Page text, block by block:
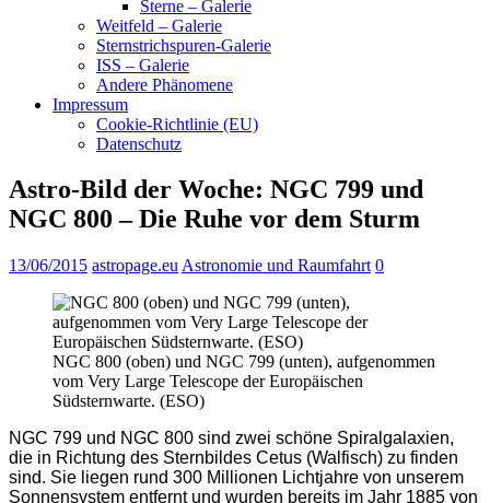
Sterne – Galerie
Weitfeld – Galerie
Sternstrichspuren-Galerie
ISS – Galerie
Andere Phänomene
Impressum
Cookie-Richtlinie (EU)
Datenschutz
Astro-Bild der Woche: NGC 799 und
NGC 800 – Die Ruhe vor dem Sturm
13/06/2015 astropage.eu Astronomie und Raumfahrt 0
NGC 800 (oben) und NGC 799 (unten), aufgenommen
vom Very Large Telescope der Europäischen
Südsternwarte. (ESO)
NGC 799 und NGC 800 sind zwei schöne Spiralgalaxien,
die in Richtung des Sternbildes Cetus (Walfisch) zu finden
sind. Sie liegen rund 300 Millionen Lichtjahre von unserem
Sonnensystem entfernt und wurden bereits im Jahr 1885 von